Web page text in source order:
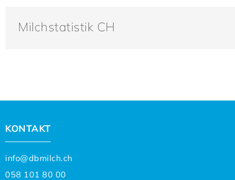
Milchstatistik CH
KONTAKT
info@dbmilch.ch
058 101 80 00